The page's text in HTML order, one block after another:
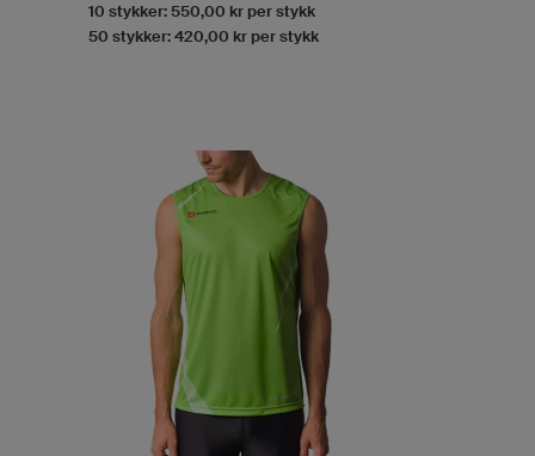
10 stykker: 550,00 kr per stykk
50 stykker: 420,00 kr per stykk